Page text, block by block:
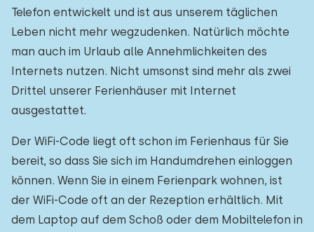
Telefon entwickelt und ist aus unserem täglichen
Leben nicht mehr wegzudenken. Natürlich möchte
man auch im Urlaub alle Annehmlichkeiten des
Internets nutzen. Nicht umsonst sind mehr als zwei
Drittel unserer Ferienhäuser mit Internet
ausgestattet.
Der WiFi-Code liegt oft schon im Ferienhaus für Sie
bereit, so dass Sie sich im Handumdrehen einloggen
können. Wenn Sie in einem Ferienpark wohnen, ist
der WiFi-Code oft an der Rezeption erhältlich. Mit
dem Laptop auf dem Schoß oder dem Mobiltelefon in